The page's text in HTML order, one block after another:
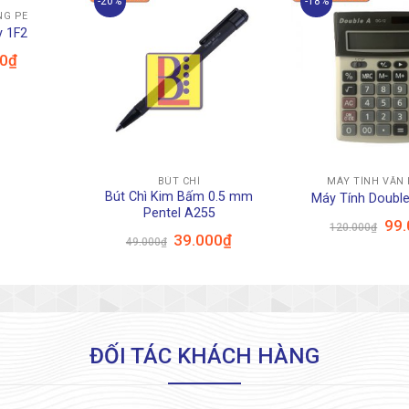
PE
1F2
₫Giá
BÚT CHÌ
Bút Chì Kim Bấm 0.5 mm
Pentel A255
49.000₫ Giá
gốc
39.000₫Giá
MÁY TÍNH VĂN
Máy Tính
120.000₫
Giá
gốc
ĐỐI TÁC KHÁCH HÀNG